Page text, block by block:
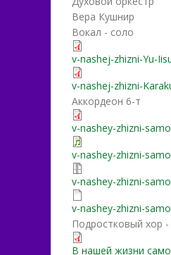
Вера Кушнир
Вокал - соло
v-nashej-zhizni-Yu-
v-nashej-zhizni-
Аккордеон 6-т
v-nashey-zhizni-
v-nashey-zhizni-
v-nashey-zhizni-
v-nashey-zhizni-
Подростковый хор
В нашей жизни